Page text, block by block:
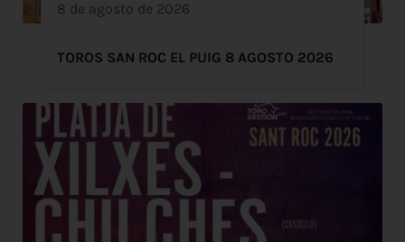
8 de agosto de 2026
TOROS SAN ROC EL PUIG 8 AGOSTO 2026